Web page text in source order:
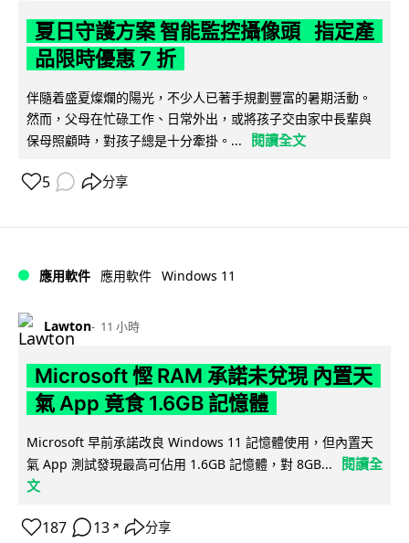
夏日守護方案 智能監控攝像頭 指定產
品限時優惠 7 折
伴隨着盛夏燦爛的陽光，不少人已著手規劃豐富的暑期活動。
然而，父母在忙碌工作、日常外出，或將孩子交由家中長輩與
保母照顧時，對孩子總是十分牽掛。...
閱讀全文
5 分享
應用軟件 應用軟件 Windows 11
Lawton 11 小時
Microsoft 慳 RAM 承諾未兌現 內置天
氣 App 竟食 1.6GB 記憶體
Microsoft 早前承諾改良 Windows 11 記憶體使用，但內置天
氣 App 測試發現最高可佔用 1.6GB 記憶體，對 8GB...
閱讀全
文
187 13 ↗ 分享